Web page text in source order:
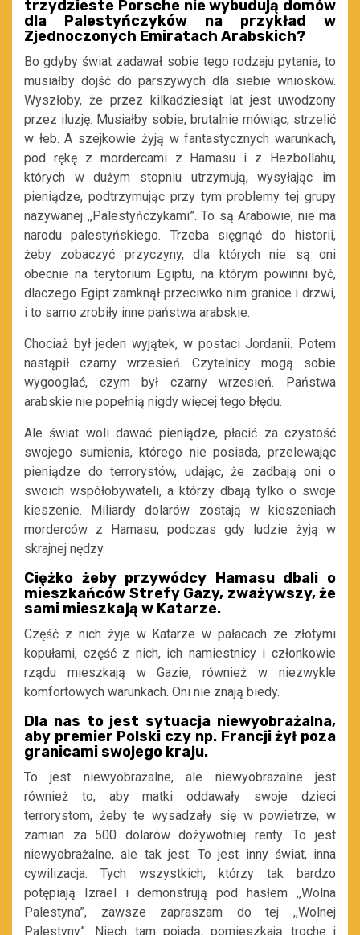
trzydzieste Porsche nie wybudują domów
dla Palestyńczyków na przykład w
Zjednoczonych Emiratach Arabskich?
Bo gdyby świat zadawał sobie tego rodzaju pytania, to
musiałby dojść do parszywych dla siebie wniosków.
Wyszłoby, że przez kilkadziesiąt lat jest uwodzony
przez iluzję. Musiałby sobie, brutalnie mówiąc, strzelić
w łeb. A szejkowie żyją w fantastycznych warunkach,
pod rękę z mordercami z Hamasu i z Hezbollahu,
których w dużym stopniu utrzymują, wysyłając im
pieniądze, podtrzymując przy tym problemy tej grupy
nazywanej ,,Palestyńczykami”. To są Arabowie, nie ma
narodu palestyńskiego. Trzeba sięgnąć do historii,
żeby zobaczyć przyczyny, dla których nie są oni
obecnie na terytorium Egiptu, na którym powinni być,
dlaczego Egipt zamknął przeciwko nim granice i drzwi,
i to samo zrobiły inne państwa arabskie.
Chociaż był jeden wyjątek, w postaci Jordanii. Potem
nastąpił czarny wrzesień. Czytelnicy mogą sobie
wygooglać, czym był czarny wrzesień. Państwa
arabskie nie popełnią nigdy więcej tego błędu.
Ale świat woli dawać pieniądze, płacić za czystość
swojego sumienia, którego nie posiada, przelewając
pieniądze do terrorystów, udając, że zadbają oni o
swoich współobywateli, a którzy dbają tylko o swoje
kieszenie. Miliardy dolarów zostają w kieszeniach
morderców z Hamasu, podczas gdy ludzie żyją w
skrajnej nędzy.
Ciężko żeby przywódcy Hamasu dbali o
mieszkańców Strefy Gazy, zważywszy, że
sami mieszkają w Katarze.
Część z nich żyje w Katarze w pałacach ze złotymi
kopułami, część z nich, ich namiestnicy i członkowie
rządu mieszkają w Gazie, również w niezwykle
komfortowych warunkach. Oni nie znają biedy.
Dla nas to jest sytuacja niewyobrażalna,
aby premier Polski czy np. Francji żył poza
granicami swojego kraju.
To jest niewyobrażalne, ale niewyobrażalne jest
również to, aby matki oddawały swoje dzieci
terrorystom, żeby te wysadzały się w powietrze, w
zamian za 500 dolarów dożywotniej renty. To jest
niewyobrażalne, ale tak jest. To jest inny świat, inna
cywilizacja. Tych wszystkich, którzy tak bardzo
potępiają Izrael i demonstrują pod hasłem ,,Wolna
Palestyna”, zawsze zapraszam do tej ,,Wolnej
Palestyny”. Niech tam pojadą, pomieszkają trochę i